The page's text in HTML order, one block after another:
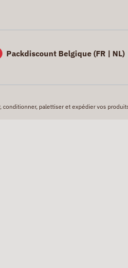
Packdiscount Belgique (FR | NL)
palettiser et expédier vos